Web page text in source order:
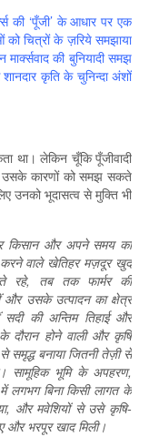
की ‘पूँजी’ के आधार पर एक
को चित्रों के ज़रिये समझाया
की बुनियादी समझ
कृति के चुनिन्दा अंशों
था। लेकिन चूँकि पूँजीवादी
उसके कारणों को समझ सकते
उनको भूदासत्व से मुक्ति भी
किसान और अपने समय का
वाले खेतिहर मज़दूर खुद
रहे, तब तक फार्मर की
और उसके उत्पादन का क्षेत्र
सदी की अन्तिम तिहाई और
दौरान होने वाली और कृषि
समृद्ध बनाया जितनी तेज़ी से
सामूहिक भूमि के अपहरण,
लगभग बिना किसी लागत के
और मवेशियों से उसे कृषि-
और भरपूर खाद मिली।